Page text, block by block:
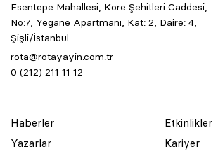
Esentepe Mahallesi, Kore Şehitleri Caddesi,
No:7, Yegane Apartmanı, Kat: 2, Daire: 4,
Şişli/İstanbul
rota@rotayayin.com.tr
0 (212) 211 11 12
Haberler
Yazarlar
Etkinlikler
Kariyer